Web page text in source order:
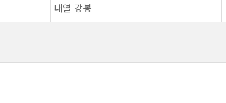
내열 강봉